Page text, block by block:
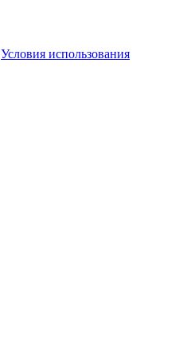
Условия использования